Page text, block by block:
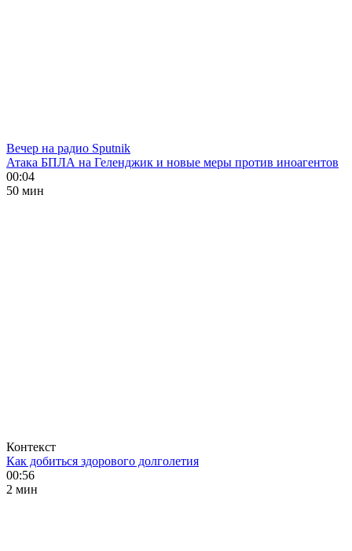
Вечер на радио Sputnik
Атака БПЛА на Геленджик и новые меры против иноагентов
00:04
50 мин
Контекст
Как добиться здорового долголетия
00:56
2 мин